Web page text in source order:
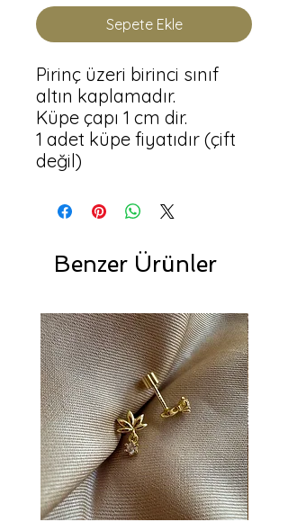
Sepete Ekle
Pirinç üzeri birinci sınıf
altın kaplamadır.
Küpe çapı 1 cm dir.
1 adet küpe fiyatıdır (çift
değil)
Benzer Ürünler